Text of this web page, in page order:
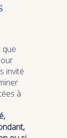
que
invité
à